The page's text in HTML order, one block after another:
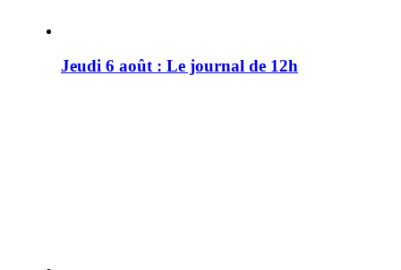
Jeudi 6 août : Le journal de 12h